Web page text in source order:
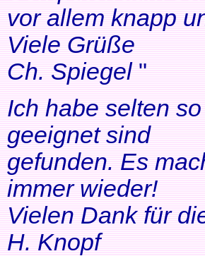
vor allem knapp
Viele Grüße
Ch. Spiegel"
Ich habe selten
geeignet sind
gefunden. Es
immer wieder!
Vielen Dank für
H. Knopf